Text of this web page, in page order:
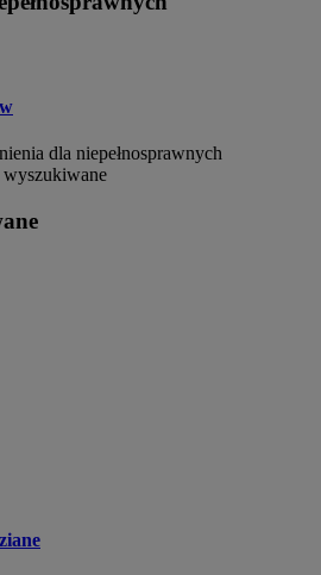
dla niepełnosprawnych
wyszukiwane